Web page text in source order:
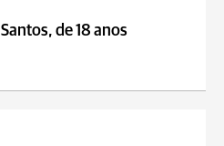
de 18 anos